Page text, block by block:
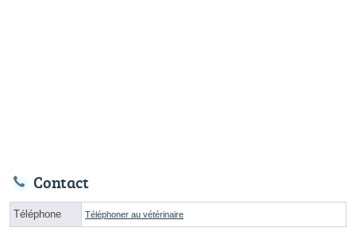
Contact
Téléphone Téléphoner au vétérinaire